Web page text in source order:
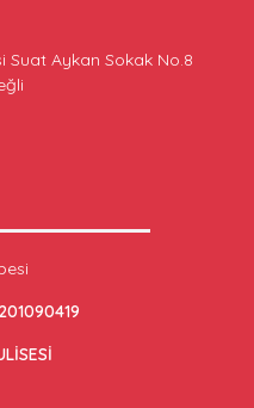
Suat Aykan Sokak No.8